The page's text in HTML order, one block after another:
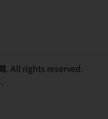
. All rights reserved.
.